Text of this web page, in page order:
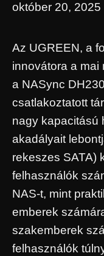
október 20, 2025
Az UGREEN, a
innovátora a mai
a NASync
csatlakoztatott
nagy kapacitású
akadályait
rekeszes SATA)
felhasználók
NAS-t, mint
emberek
szakemberek
felhasználók